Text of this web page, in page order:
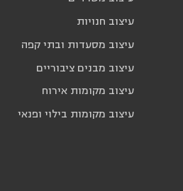
עיצוב חנויות
עיצוב מסעדות ובתי קפה
עיצוב מבנים ציבוריים
עיצוב מקומות אירוח
עיצוב מקומות בילוי ופנאי